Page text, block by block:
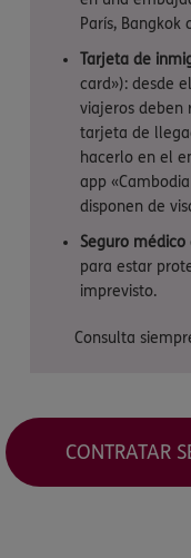
París, Bangkok
Tarjeta de
card»): desde
viajeros
tarjeta de
hacerlo en el
app
disponen de
Seguro médico
para estar
imprevisto.
Consulta
CONTRATAR